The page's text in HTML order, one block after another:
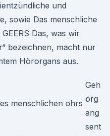
und
sowie Das menschliche
Das, was wir
bezeichnen, macht nur
Hörorgans aus.
Geh
örg
ang
sent